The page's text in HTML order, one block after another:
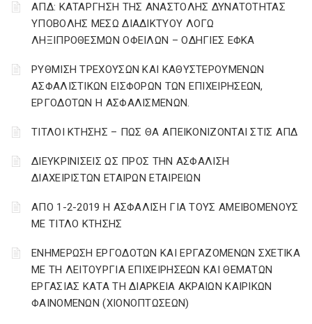
ΑΠΔ: ΚΑΤΑΡΓΗΣΗ ΤΗΣ ΑΝΑΣΤΟΛΗΣ ΔΥΝΑΤΟΤΗΤΑΣ
ΥΠΟΒΟΛΗΣ ΜΕΣΩ ΔΙΑΔΙΚΤΥΟΥ ΛΟΓΩ
ΛΗΞΙΠΡΟΘΕΣΜΩΝ ΟΦΕΙΛΩΝ – ΟΔΗΓΙΕΣ ΕΦΚΑ
ΡΥΘΜΙΣΗ ΤΡΕΧΟΥΣΩΝ ΚΑΙ ΚΑΘΥΣΤΕΡΟΥΜΕΝΩΝ
ΑΣΦΑΛΙΣΤΙΚΩΝ ΕΙΣΦΟΡΩΝ ΤΩΝ ΕΠΙΧΕΙΡΗΣΕΩΝ,
ΕΡΓΟΔΟΤΩΝ Η ΑΣΦΑΛΙΣΜΕΝΩΝ.
ΤΙΤΛΟΙ ΚΤΗΣΗΣ – ΠΩΣ ΘΑ ΑΠΕΙΚΟΝΙΖΟΝΤΑΙ ΣΤΙΣ ΑΠΔ
ΔΙΕΥΚΡΙΝΙΣΕΙΣ ΩΣ ΠΡΟΣ ΤΗΝ ΑΣΦΑΛΙΣΗ
ΔΙΑΧΕΙΡΙΣΤΩΝ ΕΤΑΙΡΩΝ ΕΤΑΙΡΕΙΩΝ
ΑΠΟ 1-2-2019 Η ΑΣΦΑΛΙΣΗ ΓΙΑ ΤΟΥΣ ΑΜΕΙΒΟΜΕΝΟΥΣ
ΜΕ ΤΙΤΛΟ ΚΤΗΣΗΣ
ΕΝΗΜΕΡΩΣΗ ΕΡΓΟΔΟΤΩΝ ΚΑΙ ΕΡΓΑΖΟΜΕΝΩΝ ΣΧΕΤΙΚΑ
ΜΕ ΤΗ ΛΕΙΤΟΥΡΓΙΑ ΕΠΙΧΕΙΡΗΣΕΩΝ ΚΑΙ ΘΕΜΑΤΩΝ
ΕΡΓΑΣΙΑΣ ΚΑΤΑ ΤΗ ΔΙΑΡΚΕΙΑ ΑΚΡΑΙΩΝ ΚΑΙΡΙΚΩΝ
ΦΑΙΝΟΜΕΝΩΝ (ΧΙΟΝΟΠΤΩΣΕΩΝ)